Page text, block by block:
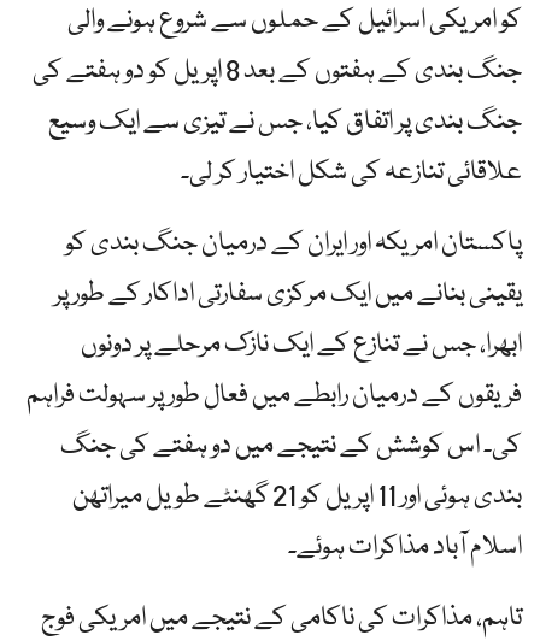
کو امریکی اسرائیل کے حملوں سے شروع ہونے والی
جنگ بندی کے ہفتوں کے بعد 8 اپریل کو دو ہفتے کی
جنگ بندی پر اتفاق کیا، جس نے تیزی سے ایک وسیع
علاقائی تنازعہ کی شکل اختیار کر لی۔
پاکستان امریکہ اور ایران کے درمیان جنگ بندی کو
یقینی بنانے میں ایک مرکزی سفارتی اداکار کے طور پر
ابھرا، جس نے تنازع کے ایک نازک مرحلے پر دونوں
فریقوں کے درمیان رابطے میں فعال طور پر سہولت فراہم
کی۔ اس کوشش کے نتیجے میں دو ہفتے کی جنگ
بندی ہوئی اور 11 اپریل کو 21 گھنٹے طویل میراتھن
اسلام آباد مذاکرات ہوئے۔
تاہم، مذاکرات کی ناکامی کے نتیجے میں امریکی فوج